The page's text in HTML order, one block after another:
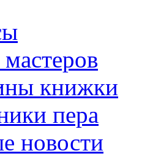
книжки
пера
новости